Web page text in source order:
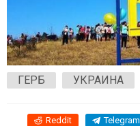
ГЕРБ УКРАИНА
Reddit Telegram